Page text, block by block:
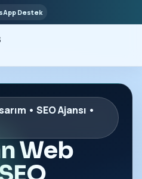
Destek
• SEO Ajansı •
Web